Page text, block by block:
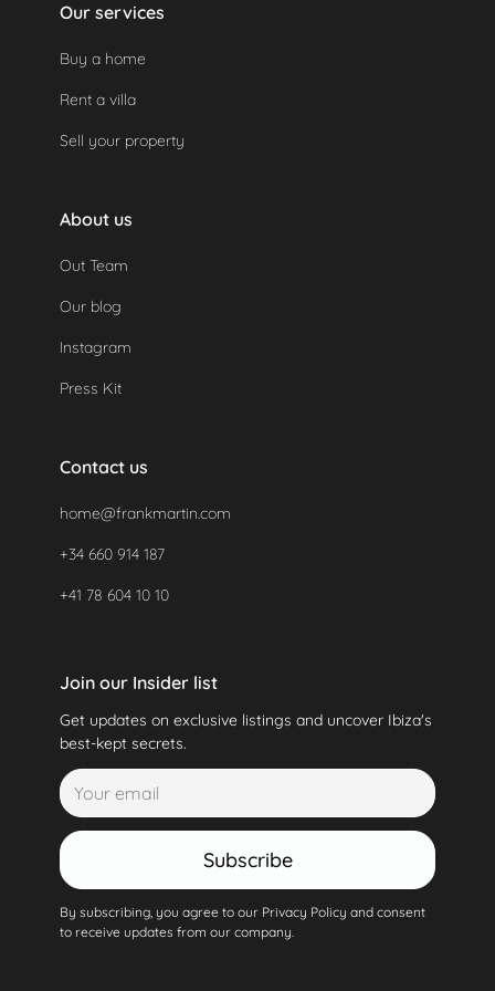
Our services
Buy a home
Rent a villa
Sell your property
About us
Out Team
Our blog
Instagram
Press Kit
Contact us
home@frankmartin.com
+34 660 914 187
+41 78 604 10 10
Join our Insider list
Get updates on exclusive listings and uncover Ibiza's
best-kept secrets.
Subscribe
By subscribing, you agree to our Privacy Policy and consent
to receive updates from our company.